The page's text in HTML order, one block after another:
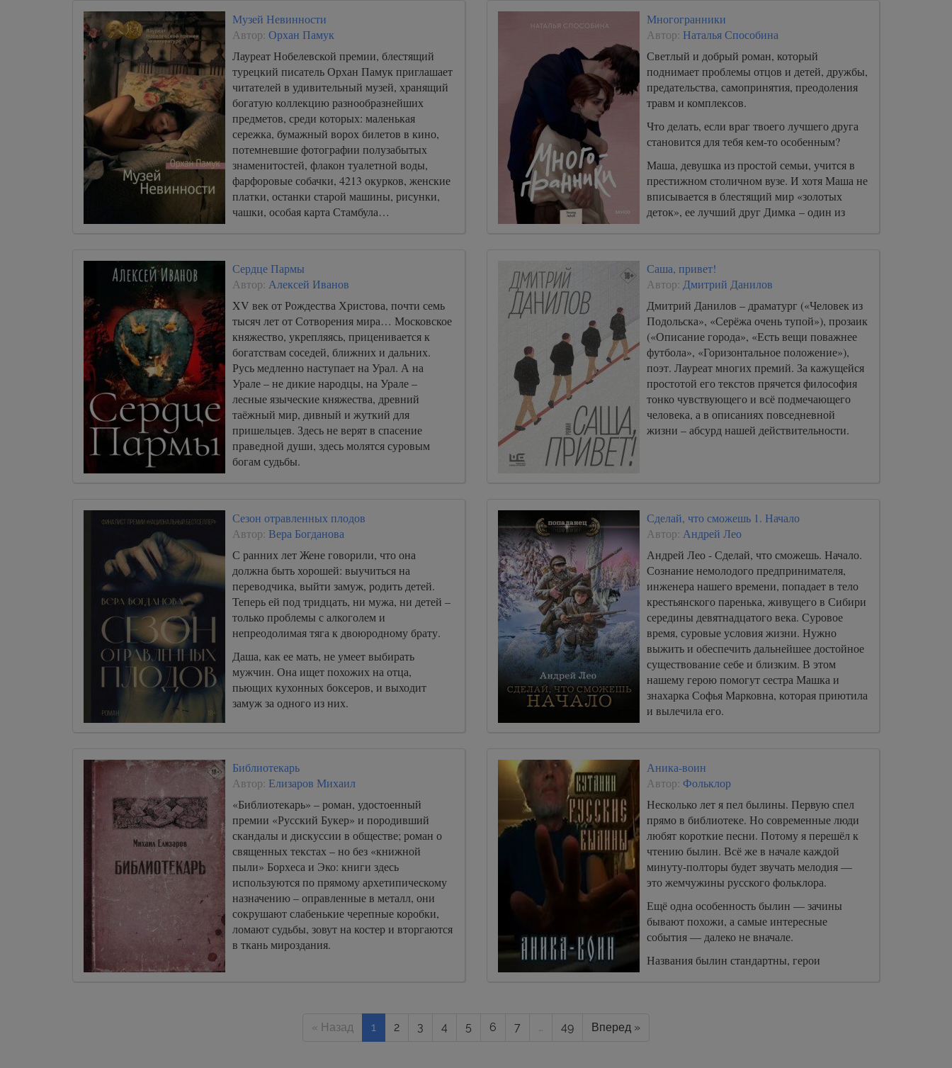
весьма пристрастного исследователя,
темпераментного и требовательного
педагога - и вместе с тем подтвердили его
репутацию виртуозного художника слова.
Музей Невинности
Автор: Орхан Памук
Лауреат Нобелевской премии, блестящий
турецкий писатель Орхан Памук приглашает
читателей в удивительный музей, хранящий
богатую коллекцию разнообразнейших
предметов, среди которых: маленькая
сережка, бумажный ворох билетов в кино,
потемневшие фотографии полузабытых
знаменитостей, флакон туалетной воды,
фарфоровые собачки, 4213 окурков, женские
платки, останки старой машины, рисунки,
чашки, особая карта Стамбула…
Многогранники
Автор: Наталья Способина
Светлый и добрый роман, который
поднимает проблемы отцов и детей, дружбы,
предательства, самопринятия, преодоления
травм и комплексов.
Что делать, если враг твоего лучшего друга
становится для тебя кем-то особенным?
Маша, девушка из простой семьи, учится в
престижном столичном вузе. И хотя Маша не
вписывается в блестящий мир «золотых
деток», ее лучший друг Димка – один из
Сердце Пармы
Автор: Алексей Иванов
XV век от Рождества Христова, почти семь
тысяч лет от Сотворения мира… Московское
княжество, укрепляясь, приценивается к
богатствам соседей, ближних и дальних.
Русь медленно наступает на Урал. А на
Урале – не дикие народцы, на Урале –
лесные языческие княжества, древний
таёжный мир, дивный и жуткий для
пришельцев. Здесь не верят в спасение
праведной души, здесь молятся суровым
богам судьбы.
Саша, привет!
Автор: Дмитрий Данилов
Дмитрий Данилов – драматург («Человек из
Подольска», «Серёжа очень тупой»), прозаик
(«Описание города», «Есть вещи поважнее
футбола», «Горизонтальное положение»),
поэт. Лауреат многих премий. За кажущейся
простотой его текстов прячется философия
тонко чувствующего и всё подмечающего
человека, а в описаниях повседневной
жизни – абсурд нашей действительности.
Сезон отравленных плодов
Автор: Вера Богданова
С ранних лет Жене говорили, что она
должна быть хорошей: выучиться на
переводчика, выйти замуж, родить детей.
Теперь ей под тридцать, ни мужа, ни детей –
только проблемы с алкоголем и
непреодолимая тяга к двоюродному брату.
Даша, как ее мать, не умеет выбирать
мужчин. Она ищет похожих на отца,
пьющих кухонных боксеров, и выходит
замуж за одного из них.
Сделай, что сможешь 1. Начало
Автор: Андрей Лео
Андрей Лео - Сделай, что сможешь. Начало.
Сознание немолодого предпринимателя,
инженера нашего времени, попадает в тело
крестьянского паренька, живущего в Сибири
середины девятнадцатого века. Суровое
время, суровые условия жизни. Нужно
выжить и обеспечить дальнейшее достойное
существование себе и близким. В этом
нашему герою помогут сестра Машка и
знахарка Софья Марковна, которая приютила
и вылечила его.
Библиотекарь
Автор: Елизаров Михаил
«Библиотекарь» – роман, удостоенный
премии «Русский Букер» и породивший
скандалы и дискуссии в обществе; роман о
священных текстах – но без «книжной
пыли» Борхеса и Эко: книги здесь
используются по прямому архетипическому
назначению – оправленные в металл, они
сокрушают слабенькие черепные коробки,
ломают судьбы, зовут на костер и вторгаются
в ткань мироздания.
Аника-воин
Автор: Фольклор
Несколько лет я пел былины. Первую спел
прямо в библиотеке. Но современные люди
любят короткие песни. Потому я перешёл к
чтению былин. Всё же в начале каждой
минуту-полторы будет звучать мелодия —
это жемчужины русского фольклора.
Ещё одна особенность былин — зачины
бывают похожи, а самые интересные
события — далеко не вначале.
Названия былин стандартны, герои
« Назад 1 2 3 4 5 6 7 … 49 Вперед »